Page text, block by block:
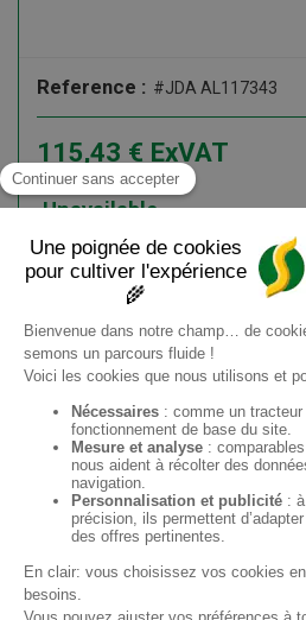
Reference : #JDA AL117343
115,43 € ExVAT
138,52€ATI
Unavailable
Add to cart
Sofimat